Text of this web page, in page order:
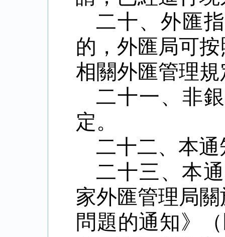
二十、外匯
的，外匯局可
相關外匯管理
二十一、非
定。
二十二、本
二十三、本
家外匯管理局
問題的通知》